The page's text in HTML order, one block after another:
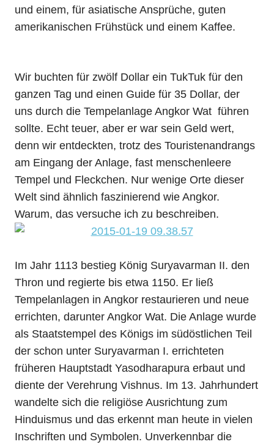
und einem, für asiatische Ansprüche, guten
amerikanischen Frühstück und einem Kaffee.
Wir buchten für zwölf Dollar ein TukTuk für den
ganzen Tag und einen Guide für 35 Dollar, der
uns durch die Tempelanlage Angkor Wat führen
sollte. Echt teuer, aber er war sein Geld wert,
denn wir entdeckten, trotz des Touristenandrangs
am Eingang der Anlage, fast menschenleere
Tempel und Fleckchen. Nur wenige Orte dieser
Welt sind ähnlich faszinierend wie Angkor.
Warum, das versuche ich zu beschreiben.
Im Jahr 1113 bestieg König Suryavarman II. den
Thron und regierte bis etwa 1150. Er ließ
Tempelanlagen in Angkor restaurieren und neue
errichten, darunter Angkor Wat. Die Anlage wurde
als Staatstempel des Königs im südöstlichen Teil
der schon unter Suryavarman I. errichteten
früheren Hauptstadt Yasodharapura erbaut und
diente der Verehrung Vishnus. Im 13. Jahrhundert
wandelte sich die religiöse Ausrichtung zum
Hinduismus und das erkennt man heute in vielen
Inschriften und Symbolen. Unverkennbar die